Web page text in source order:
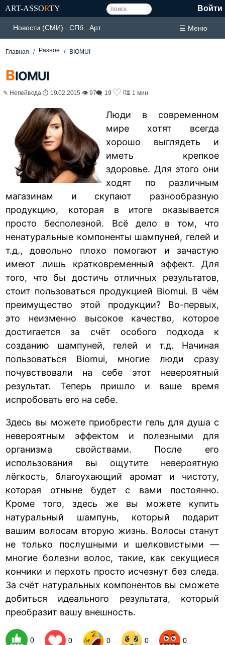
ART-ASSORTY Войти
Новости (СМИ) СПб Арт ☰ Меню
Главная Разное BIOMUI
BIOMUI
✎ Непейвода ⏱ 19.02.2015 👁 97🗨 19 ♡ 0⏳ 1 мин
Люди в современном
мире хотят всегда
хорошо выглядеть и
иметь крепкое
здоровье. Для этого они
ходят по различным
магазинам и скупают разнообразную
продукцию, которая в итоге оказывается
просто бесполезной. Всё дело в том, что
ненатуральные компоненты шампуней, гелей и
т.д., довольно плохо помогают и зачастую
имеют лишь кратковременный эффект. Для
того, что бы достичь отличных результатов,
стоит пользоваться продукцией Biomui. В чём
преимущество этой продукции? Во-первых,
это неизменно высокое качество, которое
достигается за счёт особого подхода к
созданию шампуней, гелей и т.д. Начиная
пользоваться Biomui, многие люди сразу
почувствовали на себе этот невероятный
результат. Теперь пришло и ваше время
испробовать его на себе.
Здесь вы можете приобрести гель для душа с
невероятным эффектом и полезными для
организма свойствами. После его
использования вы ощутите невероятную
лёгкость, благоухающий аромат и чистоту,
которая отныне будет с вами постоянно.
Кроме того, здесь же вы можете купить
натуральный шампунь, который подарит
вашим волосам вторую жизнь. Волосы станут
не только послушными и шелковистыми —
многие болезни волос, такие, как секущиеся
кончики и перхоть просто исчезнут без следа.
За счёт натуральных компонентов вы сможете
добиться идеального результата, который
преобразит вашу внешность.
0 0 0 0 0